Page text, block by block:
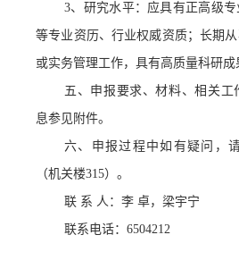
3、 研究水平： 应具有正高级
等专业资历、行业权威资质；长期
或实务管理工作，具有高质量科研成
五、 申报要求、材料、相关工
息参见附件。
六、申报过程中如有疑问，
（机关楼315）。
联 系 人：李 卓，梁宇宁
联系电话：6504212